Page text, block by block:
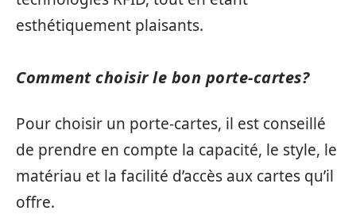
esthétiquement plaisants.
Comment choisir le bon porte-cartes?
Pour choisir un porte-cartes, il est conseillé
de prendre en compte la capacité, le style, le
matériau et la facilité d’accès aux cartes qu’il
offre.